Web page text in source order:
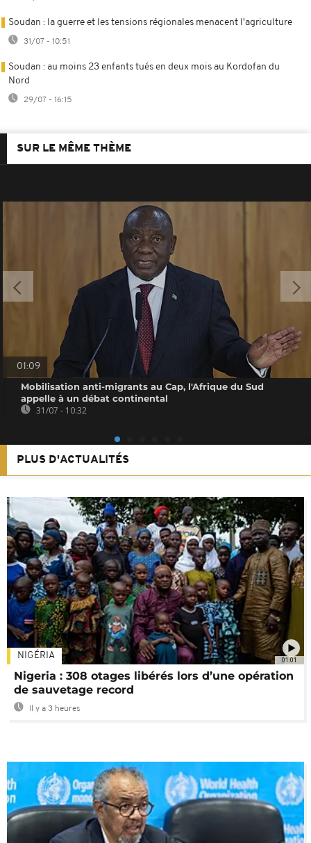
Soudan : la guerre et les tensions régionales menacent l'agriculture
31/07 - 10:51
Soudan : au moins 23 enfants tués en deux mois au Kordofan du
Nord
29/07 - 16:15
SUR LE MÊME THÈME
01:09
Mobilisation anti-migrants au Cap, l'Afrique du Sud
appelle à un débat continental
31/07 - 10:32
PLUS D'ACTUALITÉS
01:01
NIGÉRIA
Nigeria : 308 otages libérés lors d’une opération
de sauvetage record
Il y a 3 heures